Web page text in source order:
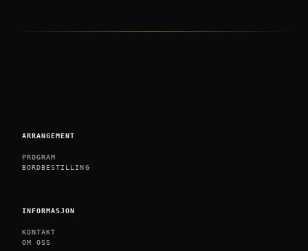
ARRANGEMENT
PROGRAM
BORDBESTILLING
INFORMASJON
KONTAKT
OM OSS